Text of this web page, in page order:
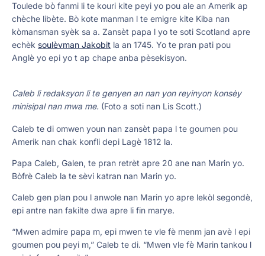
Toulede bò fanmi li te kouri kite peyi yo pou ale an Amerik ap
chèche libète. Bò kote manman l te emigre kite Kiba nan
kòmansman syèk sa a. Zansèt papa l yo te soti Scotland apre
echèk soulèvman Jakobit la an 1745. Yo te pran pati pou
Anglè yo epi yo t ap chape anba pèsekisyon.
Caleb li redaksyon li te genyen an nan yon reyinyon konsèy
minisipal nan mwa me. (Foto a soti nan Lis Scott.)
Caleb te di omwen youn nan zansèt papa l te goumen pou
Amerik nan chak konfli depi Lagè 1812 la.
Papa Caleb, Galen, te pran retrèt apre 20 ane nan Marin yo.
Bòfrè Caleb la te sèvi katran nan Marin yo.
Caleb gen plan pou l anwole nan Marin yo apre lekòl segondè,
epi antre nan fakilte dwa apre li fin marye.
“Mwen admire papa m, epi mwen te vle fè menm jan avè l epi
goumen pou peyi m,” Caleb te di. “Mwen vle fè Marin tankou l